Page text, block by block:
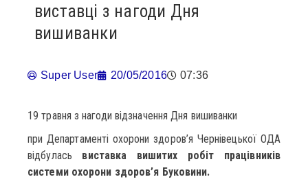
виставці з нагоди Дня
вишиванки
Super User 20/05/2016 07:36
19 травня з нагоди відзначення Дня вишиванки
при Департаменті охорони здоров’я Чернівецької ОДА
відбулась виставка вишитих робіт працівників
системи охорони здоров’я Буковини.